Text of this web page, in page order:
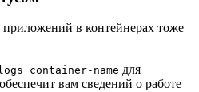
в контейнерах тоже
container-name для
вам сведений о работе